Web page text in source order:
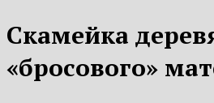
Скамейка
«бросового»